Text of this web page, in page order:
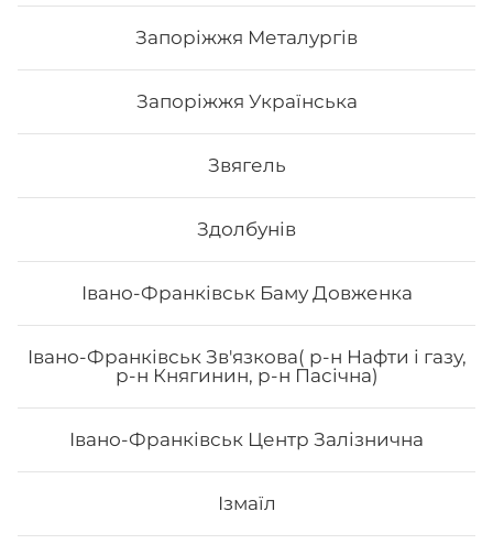
Запоріжжя Металургів
Запоріжжя Українська
Звягель
Здолбунів
Івано-Франківськ Баму Довженка
Івано-Франківськ Зв'язкова( р-н Нафти і газу,
р-н Княгинин, р-н Пасічна)
Івано-Франківськ Центр Залізнична
Ізмаїл
Авокадо рол з лососем
Вага: 300 г Склад: норі, рис, авокадо, лосось, огірок,
унагі соуc, сир філа
192₴ Хочу